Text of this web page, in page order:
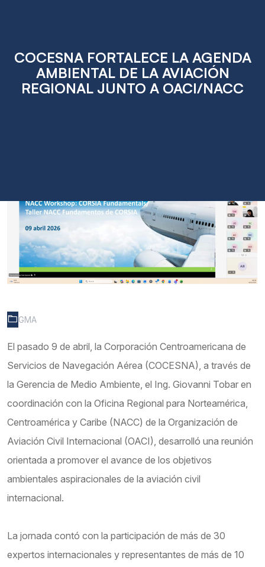
COCESNA FORTALECE LA AGENDA
AMBIENTAL DE LA AVIACIÓN
REGIONAL JUNTO A OACI/NACC
GMA
El pasado 9 de abril, la Corporación Centroamericana de
Servicios de Navegación Aérea (COCESNA), a través de
la Gerencia de Medio Ambiente, el Ing. Giovanni Tobar en
coordinación con la Oficina Regional para Norteamérica,
Centroamérica y Caribe (NACC) de la Organización de
Aviación Civil Internacional (OACI), desarrolló una reunión
orientada a promover el avance de los objetivos
ambientales aspiracionales de la aviación civil
internacional.
La jornada contó con la participación de más de 30
expertos internacionales y representantes de más de 10